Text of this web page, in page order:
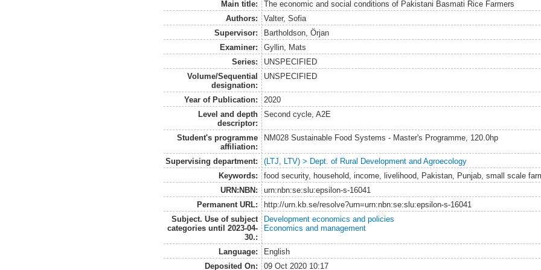
Main title:
The economic and social conditions of Pakistani Basmati Rice Farmers
Authors:
Valter, Sofia
Supervisor:
Bartholdson, Örjan
Examiner:
Gyllin, Mats
Series:
UNSPECIFIED
Volume/Sequential
designation:
UNSPECIFIED
Year of Publication:
2020
Level and depth
descriptor:
Second cycle, A2E
Student's programme
affiliation:
NM028 Sustainable Food Systems - Master's Programme, 120.0hp
Supervising department:
(LTJ, LTV) > Dept. of Rural Development and Agroecology
Keywords:
food security, household, income, livelihood, Pakistan, Punjab, small scale
URN:NBN:
urn:nbn:se:slu:epsilon-s-16041
Permanent URL:
http://urn.kb.se/resolve?urn=urn:nbn:se:slu:epsilon-s-16041
Subject. Use of subject
categories until 2023-04-
30.:
Development economics and policies
Economics and management
Language:
English
Deposited On:
09 Oct 2020 10:17